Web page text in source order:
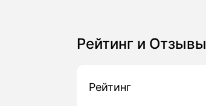
Рейтинг
Рейтинг и Отзывы